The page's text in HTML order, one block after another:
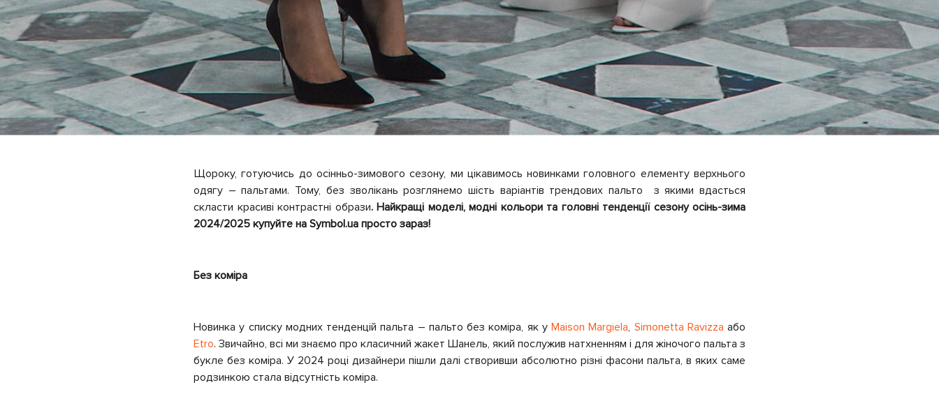
Щороку, готуючись до осінньо-зимового сезону, ми цікавимось новинками головного елементу верхнього
одягу – пальтами. Тому, без зволікань розглянемо шість варіантів трендових пальто з якими вдасться
скласти красиві контрастні образи. Найкращі моделі, модні кольори та головні тенденції сезону осінь-зима
2024/2025 купуйте на Symbol.ua просто зараз!
Без коміра
Новинка у списку модних тенденцій пальта – пальто без коміра, як у Maison Margiela, Simonetta Ravizza або
Etro. Звичайно, всі ми знаємо про класичний жакет Шанель, який послужив натхненням і для жіночого пальта з
букле без коміра. У 2024 році дизайнери пішли далі створивши абсолютно різні фасони пальта, в яких саме
родзинкою стала відсутність коміра.